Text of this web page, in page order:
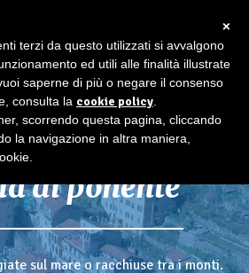
di ponente
sul mare o racchiuse tra i monti.
×
terzi da questo utilizzati si avvalgono
ed utili alle finalità illustrate
saperne di più o negare il consenso
consulta la cookie policy
scorrendo questa pagina, cliccando
la navigazione in altra maniera,